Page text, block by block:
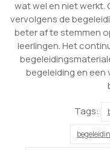
wat wel en niet werkt.
vervolgens de
beter af te stemmen
leerlingen. Het
begeleiding en een
Tags: